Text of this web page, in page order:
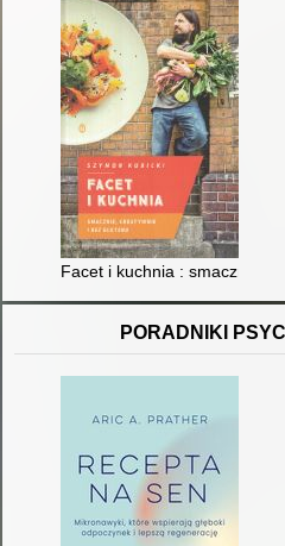
Facet i kuchnia : smacznie,
PORADNIKI